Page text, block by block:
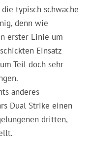
typisch schwache
denn wie
erster Linie um
Einsatz
Teil doch sehr
anderes
Dual Strike einen
dritten,